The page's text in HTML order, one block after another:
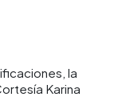
la
Karina